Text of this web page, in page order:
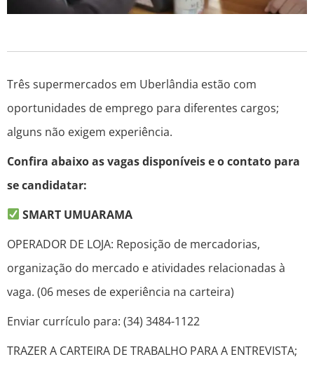
Três supermercados em Uberlândia estão com
oportunidades de emprego para diferentes cargos;
alguns não exigem experiência.
Confira abaixo as vagas disponíveis e o contato para
se candidatar:
SMART UMUARAMA
OPERADOR DE LOJA: Reposição de mercadorias,
organização do mercado e atividades relacionadas à
vaga. (06 meses de experiência na carteira)
Enviar currículo para: (34) 3484-1122
TRAZER A CARTEIRA DE TRABALHO PARA A ENTREVISTA;